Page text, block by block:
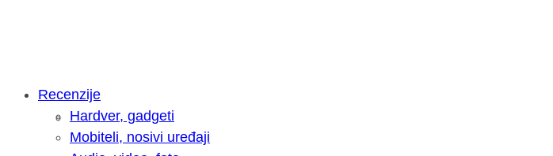
Intervju: Goran Jović, fotograf - Hrvatska kakvu svijet tek otkriva
Recenzije
Hardver, gadgeti
Mobiteli, nosivi uređaji